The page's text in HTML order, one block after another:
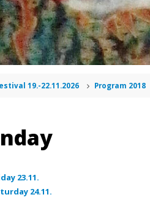
19.-22.11.2026 Program 2018
23.11.
24.11.